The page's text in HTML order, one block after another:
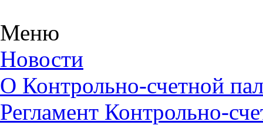
Меню
Новости
О Контрольно-счетной
Регламент Контрольно-